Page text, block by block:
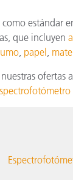
como estándar
que incluyen
papel
nuestras ofertas